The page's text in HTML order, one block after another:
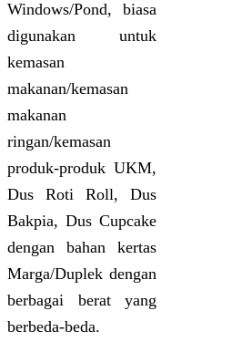
Windows/Pond, biasa
digunakan untuk
kemasan
makanan/kemasan
makanan
ringan/kemasan
produk-produk UKM,
Dus Roti Roll, Dus
Bakpia, Dus Cupcake
dengan bahan kertas
Marga/Duplek dengan
berbagai berat yang
berbeda-beda.